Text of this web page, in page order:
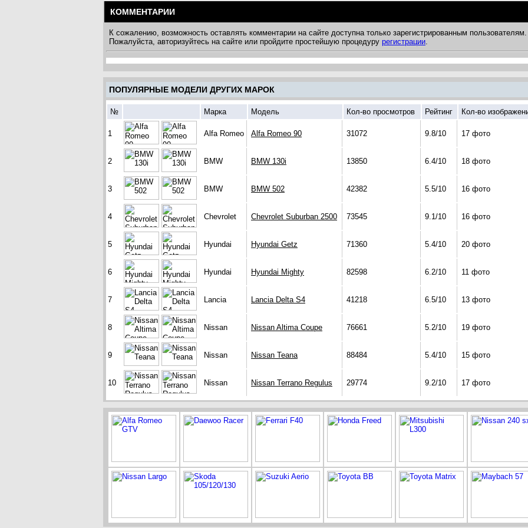
КОММЕНТАРИИ
К сожалению, возможность оставлять комментарии на сайте доступна только зарегистрированным пользователям.
Пожалуйста, авторизуйтесь на сайте или пройдите простейшую процедуру регистрации.
ПОПУЛЯРНЫЕ МОДЕЛИ ДРУГИХ МАРОК
№ Марка Модель Кол-во просмотров Рейтинг Кол-во
1 Alfa Romeo Alfa Romeo 90 31072 9.8/10 17 фото
2 BMW BMW 130i 13850 6.4/10 18 фото
3 BMW BMW 502 42382 5.5/10 16 фото
4 Chevrolet Chevrolet Suburban 2500 73545 9.1/10 16 фото
5 Hyundai Hyundai Getz 71360 5.4/10 20 фото
6 Hyundai Hyundai Mighty 82598 6.2/10 11 фото
7 Lancia Lancia Delta S4 41218 6.5/10 13 фото
8 Nissan Nissan Altima Coupe 76661 5.2/10 19 фото
9 Nissan Nissan Teana 88484 5.4/10 15 фото
10 Nissan Nissan Terrano Regulus 29774 9.2/10 17 фото